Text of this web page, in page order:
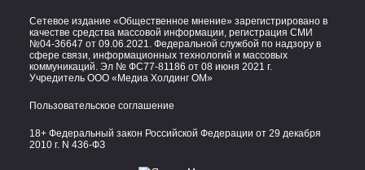
Сетевое издание «Общественное мнение» зарегистрировано в
качестве средства массовой информации, регистрация СМИ
№04-36647 от 09.06.2021. Федеральной службой по надзору в
сфере связи, информационных технологий и массовых
коммуникаций. Эл № ФС77-81186 от 08 июня 2021 г.
Учредитель ООО «Медиа Холдинг ОМ»
Пользовательское соглашение
18+ Федеральный закон Российской Федерации от 29 декабря
2010 г. N 436-ФЗ